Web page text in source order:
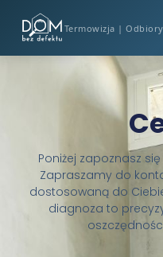
Termowizja |
Poniżej zapoznasz
Zapraszamy do
dostosowaną do
diagnoza to